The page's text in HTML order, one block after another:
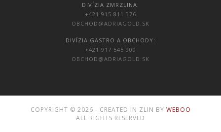
DIVÍZIA ZMRZLINA:
+421 915 811 376
OBCHOD@ADRIAGOLD.SK
DIVÍZIA GASTRO A OBCHODY:
+421 917 545 900
OBCHOD@ADRIAGOLD.SK
COPYRIGHT © 2026 - CREATED IN ZLIN BY WEBOO
ALL RIGHTS RESERVED